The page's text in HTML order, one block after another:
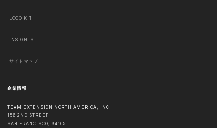
LOGO KIT
INSIGHTS
サイトマップ
企業情報
TEAM EXTENSION NORTH AMERICA, INC
156 2ND STREET
SAN FRANCISCO, 94105